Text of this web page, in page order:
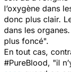
l’oxygène dans
donc plus clair.
dans les
plus foncé".
En tout cas,
#PureBlood, "il